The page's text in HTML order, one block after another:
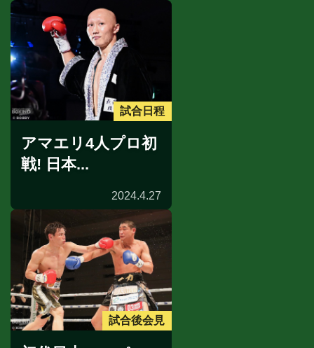
試合日程
アマエリ4人プロ初
戦! 日本...
2024.4.27
試合後会見